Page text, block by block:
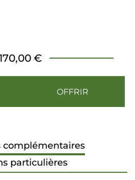
OFFRIR
€
complémentaires
particulières